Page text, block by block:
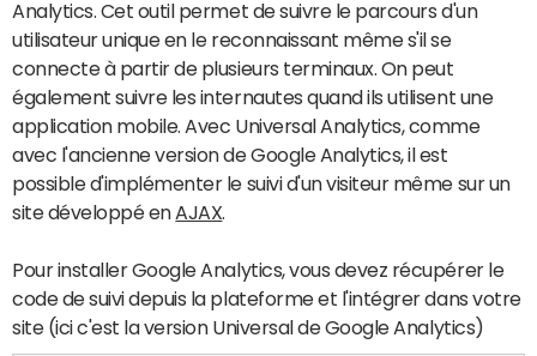
Analytics. Cet outil permet de suivre le parcours d'un
utilisateur unique en le reconnaissant même s'il se
connecte à partir de plusieurs terminaux. On peut
également suivre les internautes quand ils utilisent une
application mobile. Avec Universal Analytics, comme
avec l'ancienne version de Google Analytics, il est
possible d'implémenter le suivi d'un visiteur même sur un
site développé en AJAX
Pour installer Google Analytics, vous devez récupérer le
code de suivi depuis la plateforme et l'intégrer dans votre
site (ici c'est la version Universal de Google Analytics)